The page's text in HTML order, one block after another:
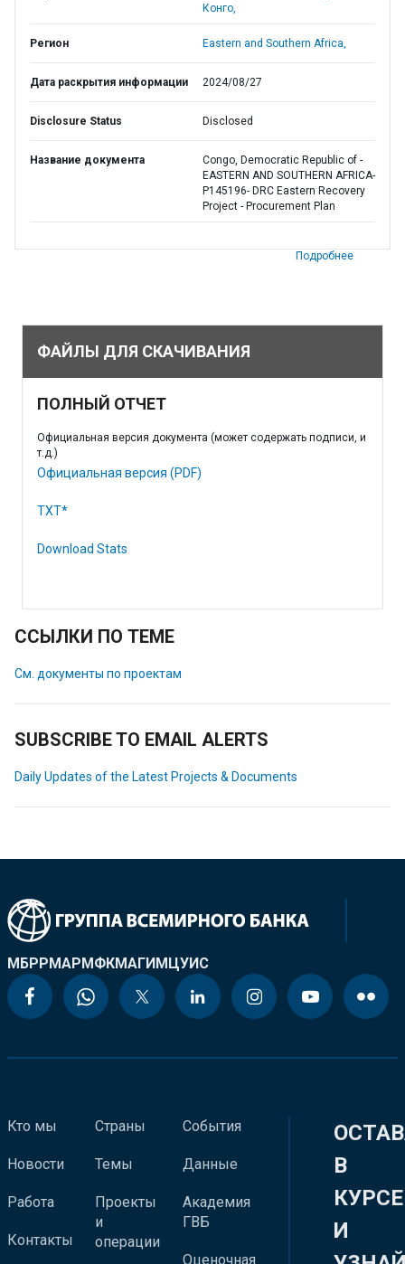
Конго,
Регион Eastern and Southern Africa,
Дата раскрытия информации 2024/08/27
Disclosure Status Disclosed
Название документа
Congo, Democratic Republic of -
EASTERN AND SOUTHERN AFRICA-
P145196- DRC Eastern Recovery
Project - Procurement Plan
Подробнее
ФАЙЛЫ ДЛЯ СКАЧИВАНИЯ
ПОЛНЫЙ ОТЧЕТ
Официальная версия документа (может содержать подписи, и
т.д.)
Официальная версия (PDF)
TXT*
Download Stats
ССЫЛКИ ПО ТЕМЕ
См. документы по проектам
SUBSCRIBE TO EMAIL ALERTS
Daily Updates of the Latest Projects & Documents
МБРРМАРМФКМАГИМЦУИС
Кто мы
Новости
Работа
Контакты
Страны
Темы
Проекты
и
операции
События
Данные
Академия
ГВБ
Оценочная
В
КУРСЕ
И